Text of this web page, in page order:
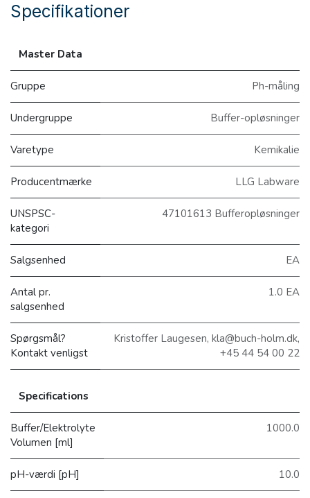
Specifikationer
Master Data
Gruppe Ph-måling
Undergruppe Buffer-opløsninger
Varetype Kemikalie
Producentmærke LLG Labware
UNSPSC-
kategori
47101613 Bufferopløsninger
Salgsenhed EA
Antal pr.
salgsenhed
1.0 EA
Spørgsmål?
Kontakt venligst
Kristoffer Laugesen, kla@buch-holm.dk,
+45 44 54 00 22
Specifications
Buffer/Elektrolyte
Volumen [ml]
1000.0
pH-værdi [pH] 10.0